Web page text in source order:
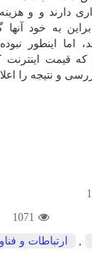
دارند و و
به خود آنها
اما اینطور
که قیمت اینترنت
و نتیجه را
1071
, ارتباطات و